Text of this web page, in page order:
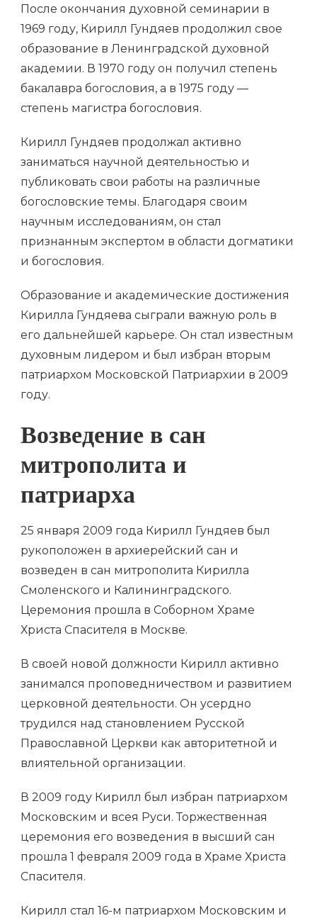
После окончания духовной семинарии в
1969 году, Кирилл Гундяев продолжил свое
образование в Ленинградской духовной
академии. В 1970 году он получил степень
бакалавра богословия, а в 1975 году —
степень магистра богословия.
Кирилл Гундяев продолжал активно
заниматься научной деятельностью и
публиковать свои работы на различные
богословские темы. Благодаря своим
научным исследованиям, он стал
признанным экспертом в области догматики
и богословия.
Образование и академические достижения
Кирилла Гундяева сыграли важную роль в
его дальнейшей карьере. Он стал известным
духовным лидером и был избран вторым
патриархом Московской Патриархии в 2009
году.
Возведение в сан
митрополита и
патриарха
25 января 2009 года Кирилл Гундяев был
рукоположен в архиерейский сан и
возведен в сан митрополита Кирилла
Смоленского и Калининградского.
Церемония прошла в Соборном Храме
Христа Спасителя в Москве.
В своей новой должности Кирилл активно
занимался проповедничеством и развитием
церковной деятельности. Он усердно
трудился над становлением Русской
Православной Церкви как авторитетной и
влиятельной организации.
В 2009 году Кирилл был избран патриархом
Московским и всея Руси. Торжественная
церемония его возведения в высший сан
прошла 1 февраля 2009 года в Храме Христа
Спасителя.
Кирилл стал 16-м патриархом Московским и